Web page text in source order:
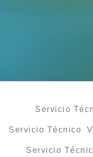
Servicio
Servicio Técnico
Servicio